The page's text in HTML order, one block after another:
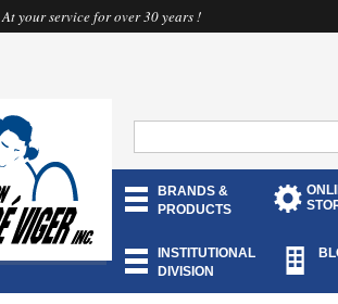
At your service for over 30 years !
BRANDS &
PRODUCTS
INSTITUTIONAL
DIVISION